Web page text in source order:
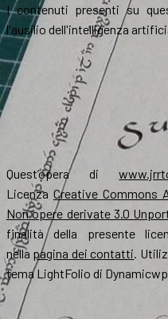
I contenuti presenti su
l'ausilio dell'intelligenza
Quest’opera di
Licenza Creative Commons
Non opere derivate 3.0
finalità della presente
nella pagina dei contatti.
tema LightFolio di